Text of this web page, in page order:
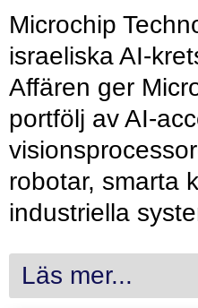
Microchip
israeliska AI-
Affären ger
portfölj av AI-
robotar, smarta
industriella
Läs mer...